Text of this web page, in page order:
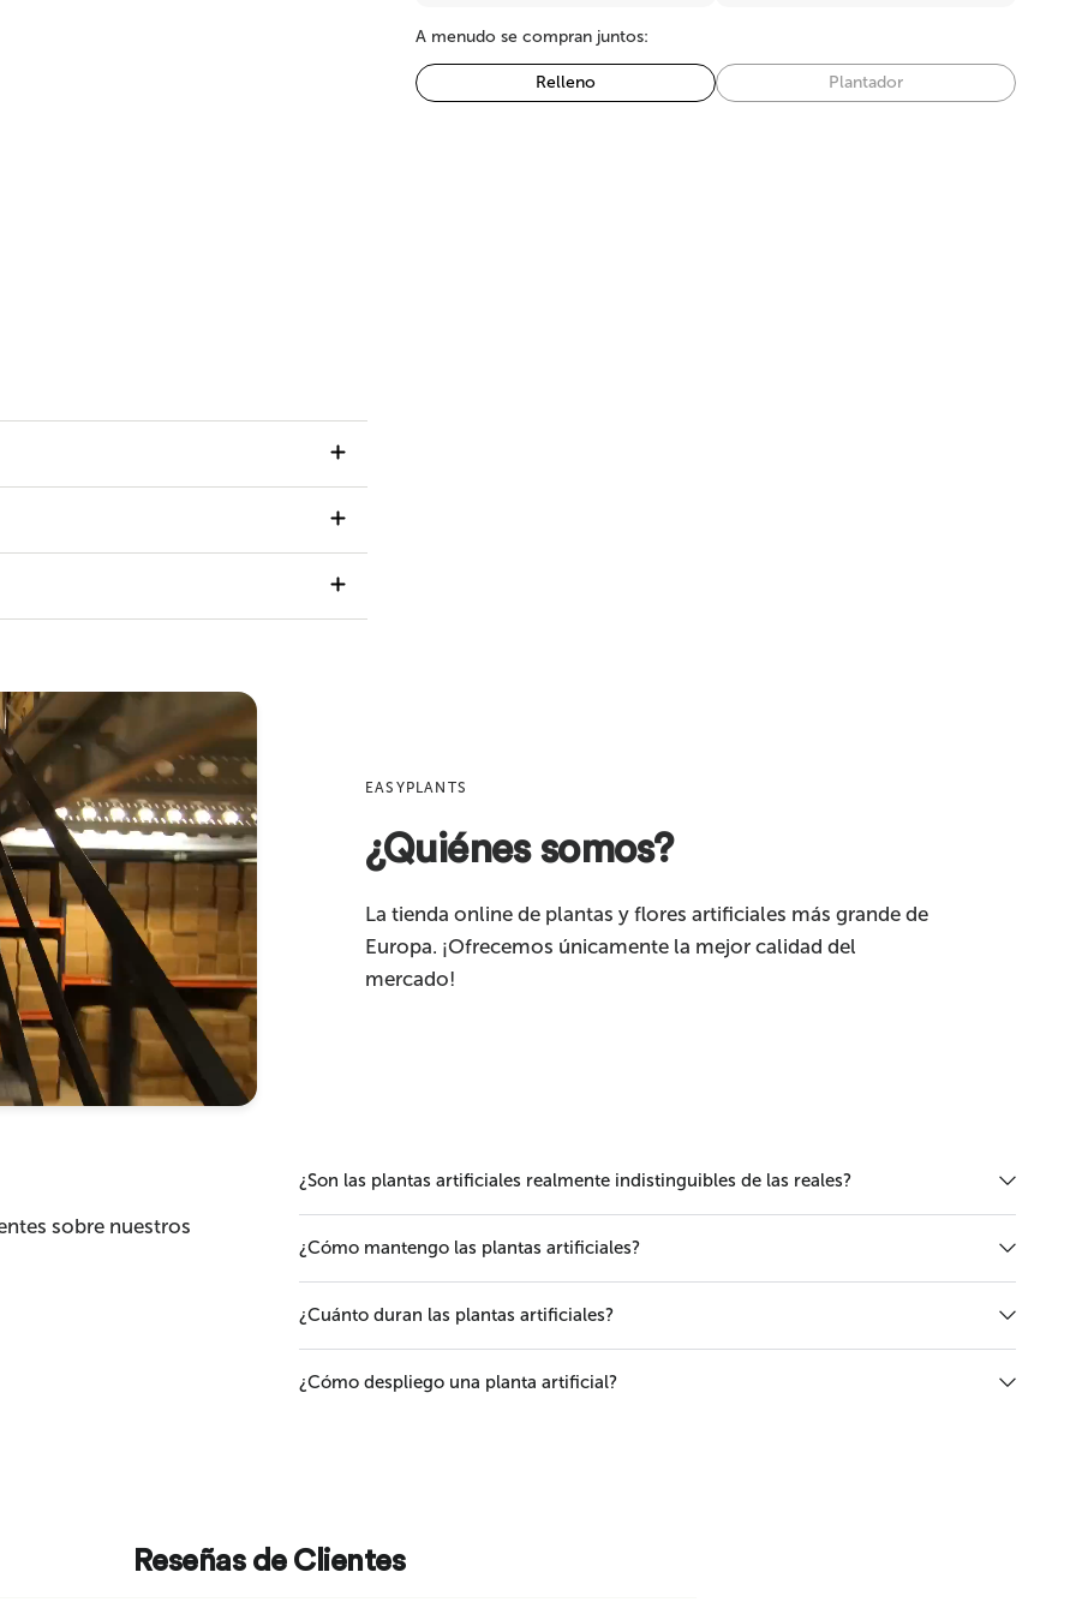
y seda artificial
electrónico
A menudo se compran juntos:
Relleno Plantador
EASYPLANTS
¿Quiénes somos?
La tienda online de plantas y flores artificiales más grande de
Europa. ¡Ofrecemos únicamente la mejor calidad del
mercado!
sobre nuestros
¿Son las plantas artificiales realmente indistinguibles de las reales?
¿Cómo mantengo las plantas artificiales?
¿Cuánto duran las plantas artificiales?
¿Cómo despliego una planta artificial?
Reseñas de Clientes